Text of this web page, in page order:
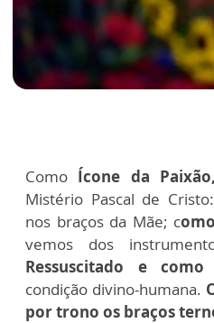
Como Ícone da Paixão,
Mistério Pascal de
nos braços da Mãe; c
vemos dos
Ressuscitado e como
condição divino-humana.
por trono os braços